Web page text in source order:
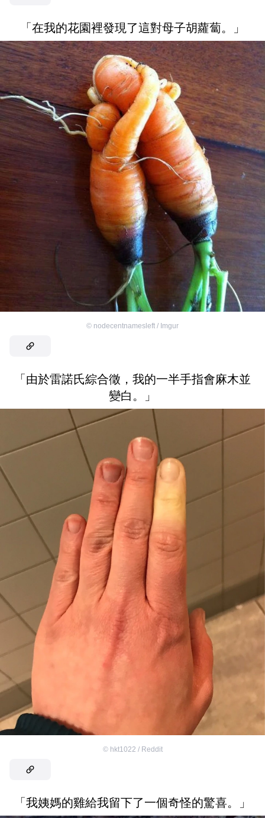
「在我的花園裡發現了這對母子胡蘿蔔。」
© nodecentnamesleft / Imgur
「由於雷諾氏綜合徵，我的一半手指會麻木並
變白。」
© hkt1022 / Reddit
「我姨媽的雞給我留下了一個奇怪的驚喜。」